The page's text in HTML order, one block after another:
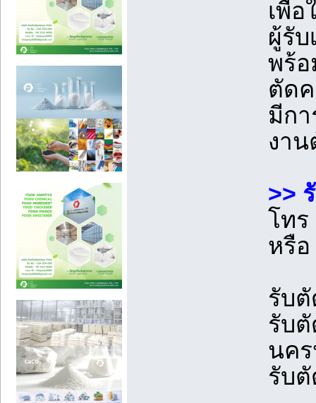
เพื่
ผู้รับ
พร้
ตัดค
มีกา
งา
>>
โทร
หรื
รับ
รับ
นค
รับ